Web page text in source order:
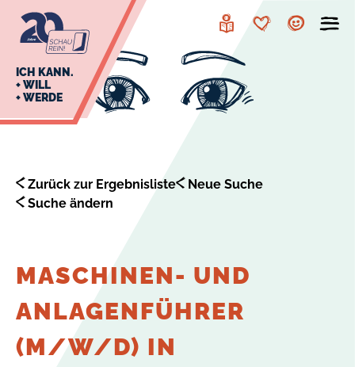
Navigation
Inhalt
Leichte
MerkzettelAccount
ICH KANN.
+ WILL
+ WERDE
Zurück zur Ergebnisliste
Neue Suche
Suche ändern
MASCHINEN- UND
ANLAGENFÜHRER
(M/W/D) IN